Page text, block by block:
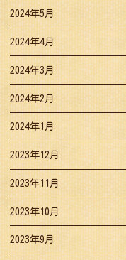
2024年5月
2024年4月
2024年3月
2024年2月
2024年1月
2023年12月
2023年11月
2023年10月
2023年9月